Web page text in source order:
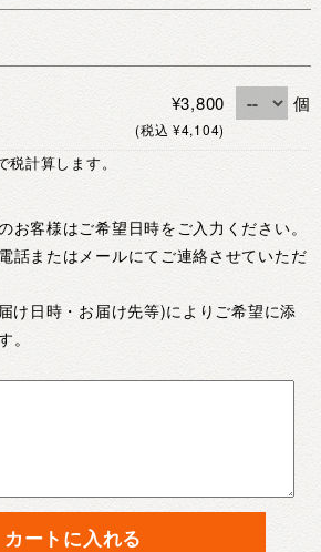
¥3,800
(税込 ¥4,104)
個
計算します。
お客様はご希望日時をご入力ください。
話またはメールにてご連絡させていただ
け日時・お届け先等)によりご希望に添
。
カートに入れる